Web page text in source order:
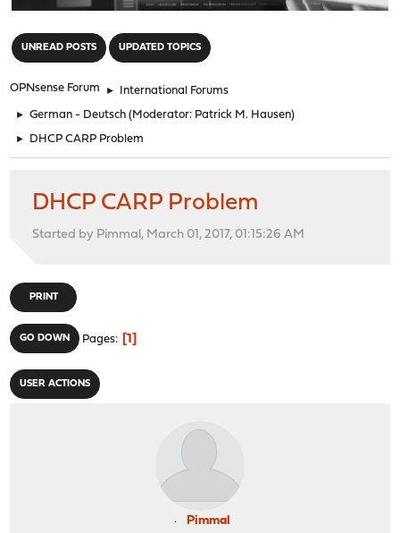
UNREAD POSTS UPDATED TOPICS
OPNsense Forum ► International Forums
► German - Deutsch (Moderator: Patrick M. Hausen)
► DHCP CARP Problem
DHCP CARP Problem
Started by Pimmal, March 01, 2017, 01:15:26 AM
PRINT
GO DOWN Pages 1
USER ACTIONS
Pimmal